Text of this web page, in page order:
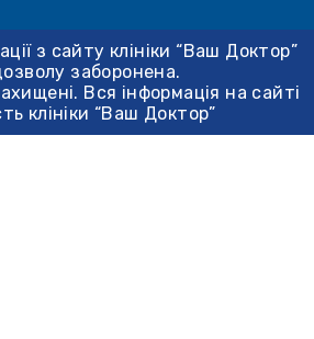
з сайту клініки “Ваш Доктор”
заборонена.
Вся інформація на сайті
клініки “Ваш Доктор”